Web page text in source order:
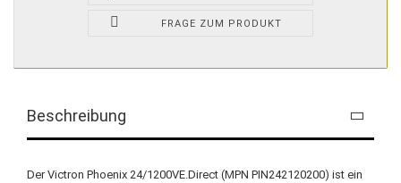
FRAGE ZUM PRODUKT
Beschreibung
Der Victron Phoenix 24/1200VE.Direct (MPN PIN242120200) ist ein